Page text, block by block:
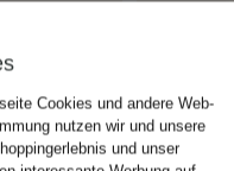
Cookies und andere Web-
nutzen wir und unsere
und unser